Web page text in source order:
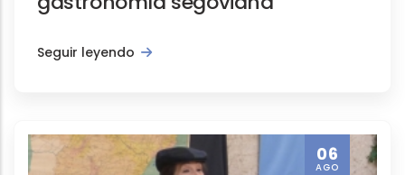
Institucionales, Notas de prensa,
El Gemelo Digital de Segovia
Seguir leyendo
06
AGO